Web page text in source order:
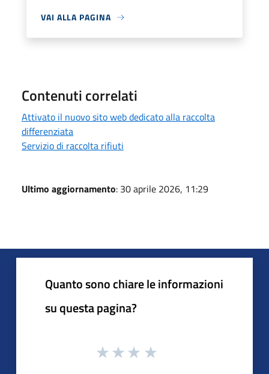
VAI ALLA PAGINA
Contenuti correlati
Attivato il nuovo sito web dedicato alla raccolta
differenziata
Servizio di raccolta rifiuti
Ultimo aggiornamento: 30 aprile 2026, 11:29
Quanto sono chiare le informazioni
su questa pagina?